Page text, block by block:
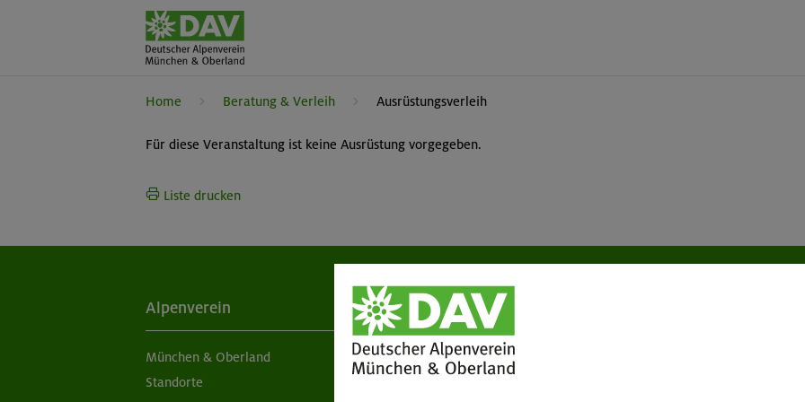
Home Beratung & Verleih Ausrüstungsverleih
Für diese Veranstaltung ist keine Ausrüstung vorgegeben.
Liste drucken
Alpenverein
München & Oberland
Standorte
Aktuelles
Newsletter